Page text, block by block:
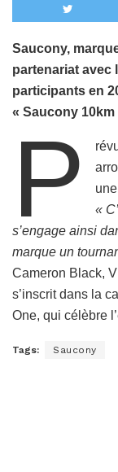
Saucony,
partenariat avec
participants en
« Saucony 10km
P
«
s’engage ainsi
marque un
Cameron Black,
s’inscrit dans la
One, qui célèbre
Tags: Saucony